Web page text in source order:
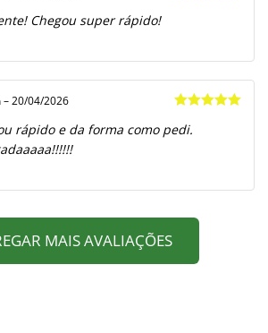
Chegou super rápido!
de 5
– 20/04/2026
rápido e da forma como pedi.
MAIS AVALIAÇÕES